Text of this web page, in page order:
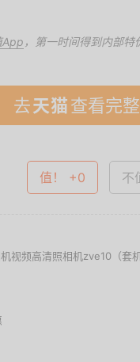
App ，第一时间得到内部特
去 查看完
值！ +0 不
视频高清照相机zve10（套